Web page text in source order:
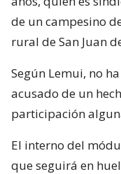
de un campesino
rural de San Juan
Según Lemui, no
acusado de un
participación
El interno del
que seguirá en